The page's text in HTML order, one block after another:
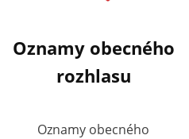
Oznamy obecného
rozhlasu
Oznamy obecného